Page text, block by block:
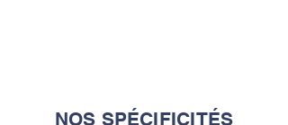
NOS SPÉCIFICITÉS